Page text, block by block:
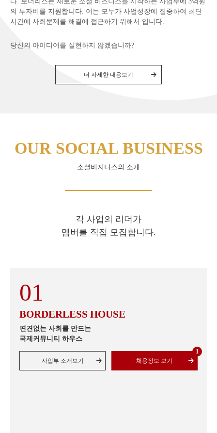
다. 보더리스는 새로운 소셜 비즈니스를 시작하는 사업부에 3억원
의 투자비를 지원합니다. 이는 모두가 사업성장에 집중하여 최단
시간에 사회문제를 해결에 접근하기 위해서 입니다.
당신의 아이디어를 실현하지 않겠습니까?
더 자세한 내용보기
OUR SOCIAL BUSINESS
소셜비지니스의 소개
각 사업의 리더가
멤버를 직접 모집합니다.
BORDERLESS HOUSE
편견없는 사회를 만드는
국제커뮤니티 하우스
사업부 소개보기 채용정보 보기
1